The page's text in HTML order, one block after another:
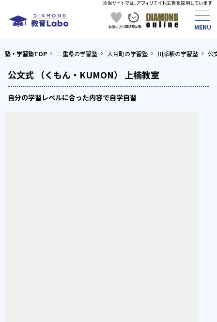
塾・学習塾TOP 三重県の学習塾 大台町の学習塾 川添駅の学習塾 公
公文式 （くもん・KUMON） 上楠教室
自分の学習レベルに合った内容で自学自習